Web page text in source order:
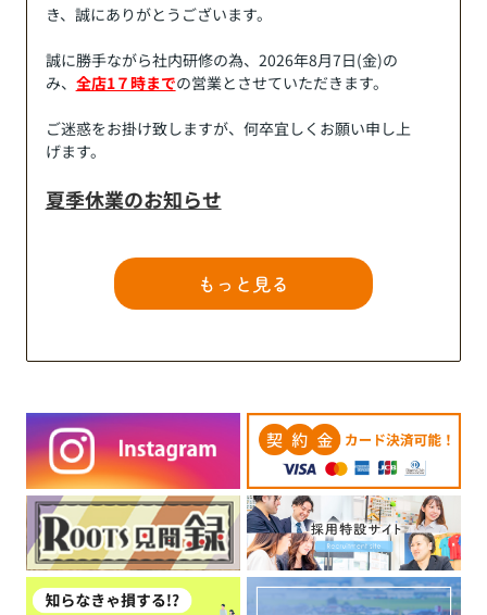
き、誠にありがとうございます。
誠に勝手ながら社内研修の為、2026年8月7日(金)の
み、 全店1７時までの営業とさせていただきます。
ご迷惑をお掛け致しますが、何卒宜しくお願い申し上
げます。
夏季休業のお知らせ
だきます。
休業中にいただいた「お問い合わせ」につきまして
は、 8月17日（月）以降に対応させていただきます。
げます。
(日)
2026.05.29
臨時休業のお知らせ
いつも株式会社ROOTSのホームページをご覧
いただき、誠にありがとうございます。